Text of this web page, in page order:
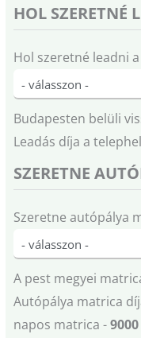
HOL SZERETNÉ
Hol szeretné leadni
Budapesten belüli
Leadás díja a
SZERETNE
Szeretne autópálya
A pest megyei
Autópálya matrica
napos matrica -